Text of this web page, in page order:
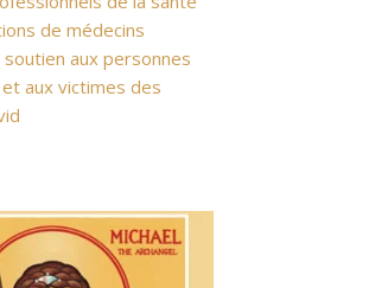
de médecins
soutien aux personnes
aux victimes des